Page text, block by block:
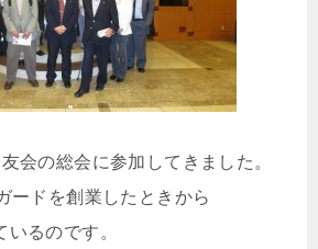
会の総会に参加してきました。
ードを創業したときから
るのです。